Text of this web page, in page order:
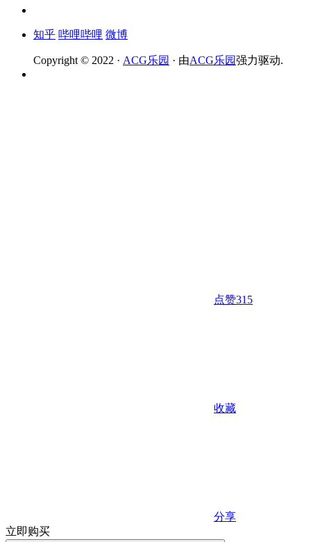
知乎 哔哩哔哩 微博
Copyright © 2022 · ACG乐园 · 由ACG乐园强力驱动.
点赞315
收藏
分享
立即购买